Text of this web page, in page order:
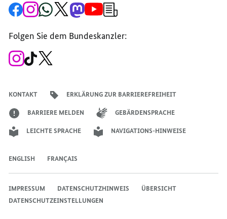
Zur
Facebook-
Bundesregierung
Zum
Instagram-
der
Bundesregierung
Zum
WhatsApp-
der
Bundesregierung
Zum
X-
Regierungssprechers
Zum
Mastodon-
der
Bundesregierung
Zum
YouTube-
Bundesregierung
Anmeldung
Folgen Sie dem Bundeskanzler:
Zum
Instagram-
Zum
TikTok-
KONTAKT ERKLÄRUNG ZUR BARRIEREFREIHEIT
BARRIERE MELDEN GEBÄRDENSPRACHE
LEICHTE SPRACHE NAVIGATIONS-HINWEISE
ENGLISH FRANÇAIS
IMPRESSUM DATENSCHUTZHINWEIS
ÜBERSICHT
DATENSCHUTZEINSTELLUNGEN